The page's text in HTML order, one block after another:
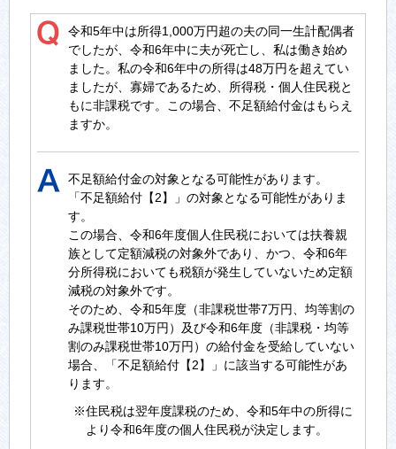
令和5年中は所得1,000万円超の夫の同一生計配偶者
でしたが、令和6年中に夫が死亡し、私は働き始め
ました。私の令和6年中の所得は48万円を超えてい
ましたが、寡婦であるため、所得税・個人住民税と
もに非課税です。この場合、不足額給付金はもらえ
ますか。
不足額給付金の対象となる可能性があります。
「不足額給付【2】」の対象となる可能性がありま
す。
この場合、令和6年度個人住民税においては扶養親
族として定額減税の対象外であり、かつ、令和6年
分所得税においても税額が発生していないため定額
減税の対象外です。
そのため、令和5年度（非課税世帯7万円、均等割の
み課税世帯10万円）及び令和6年度（非課税・均等
割のみ課税世帯10万円）の給付金を受給していない
場合、「不足額給付【2】」に該当する可能性があ
ります。
※住民税は翌年度課税のため、令和5年中の所得に
より令和6年度の個人住民税が決定します。